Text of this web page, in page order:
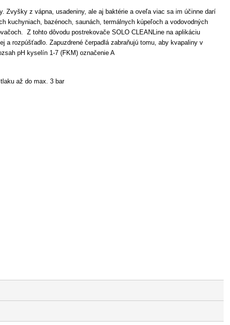
Zvyšky z vápna, usadeniny, ale aj baktérie a oveľa viac sa im účinne darí
kuchyniach, bazénoch, saunách, termálnych kúpeľoch a vodovodných
Z tohto dôvodu postrekovače SOLO CLEANLine na aplikáciu
rozpúšťadlo. Zapuzdrené čerpadlá zabraňujú tomu, aby kvapaliny v
pH kyselín 1-7 (FKM) označenie A
až do max. 3 bar